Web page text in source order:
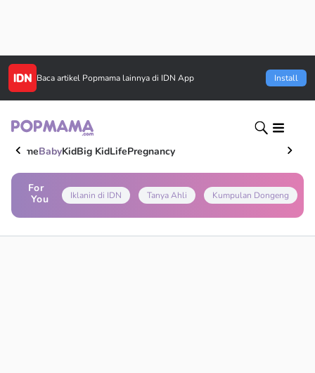
Baca artikel Popmama lainnya di IDN App Install
HomeBabyKidBig KidLifePregnancy
For
You
Iklanin di IDN Tanya Ahli Kumpulan Dongeng